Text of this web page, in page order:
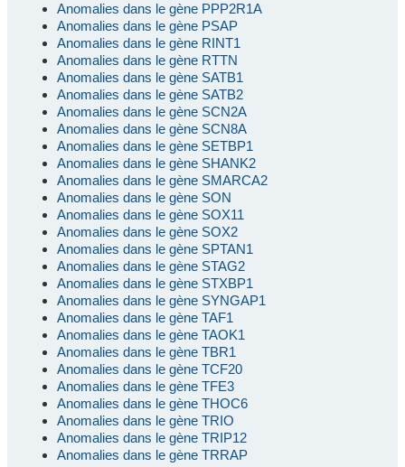
Anomalies dans le gène PPP2R1A
Anomalies dans le gène PSAP
Anomalies dans le gène RINT1
Anomalies dans le gène RTTN
Anomalies dans le gène SATB1
Anomalies dans le gène SATB2
Anomalies dans le gène SCN2A
Anomalies dans le gène SCN8A
Anomalies dans le gène SETBP1
Anomalies dans le gène SHANK2
Anomalies dans le gène SMARCA2
Anomalies dans le gène SON
Anomalies dans le gène SOX11
Anomalies dans le gène SOX2
Anomalies dans le gène SPTAN1
Anomalies dans le gène STAG2
Anomalies dans le gène STXBP1
Anomalies dans le gène SYNGAP1
Anomalies dans le gène TAF1
Anomalies dans le gène TAOK1
Anomalies dans le gène TBR1
Anomalies dans le gène TCF20
Anomalies dans le gène TFE3
Anomalies dans le gène THOC6
Anomalies dans le gène TRIO
Anomalies dans le gène TRIP12
Anomalies dans le gène TRRAP